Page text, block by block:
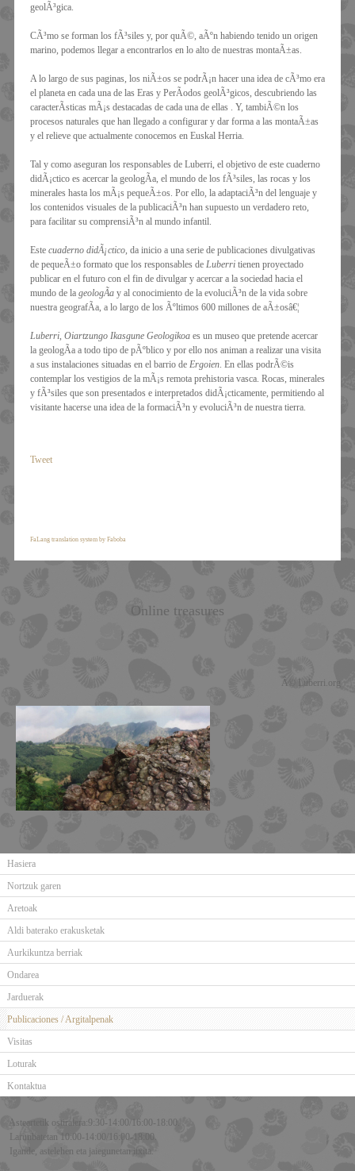
geolÃ³gica.
CÃ³mo se forman los fÃ³siles y, por quÃ©, aÃºn habiendo tenido un origen
marino, podemos llegar a encontrarlos en lo alto de nuestras montaÃ±as.
A lo largo de sus paginas, los niÃ±os se podrÃ¡n hacer una idea de cÃ³mo era
el planeta en cada una de las Eras y PerÃ­odos geolÃ³gicos, descubriendo las
caracterÃ­sticas mÃ¡s destacadas de cada una de ellas . Y, tambiÃ©n los
procesos naturales que han llegado a configurar y dar forma a las montaÃ±as
y el relieve que actualmente conocemos en Euskal Herria.
Tal y como aseguran los responsables de Luberri, el objetivo de este cuaderno
didÃ¡ctico es acercar la geologÃ­a, el mundo de los fÃ³siles, las rocas y los
minerales hasta los mÃ¡s pequeÃ±os. Por ello, la adaptaciÃ³n del lenguaje y
los contenidos visuales de la publicaciÃ³n han supuesto un verdadero reto,
para facilitar su comprensiÃ³n al mundo infantil.
Este cuaderno didÃ¡ctico, da inicio a una serie de publicaciones divulgativas
de pequeÃ±o formato que los responsables de Luberritienen proyectado
publicar en el futuro con el fin de divulgar y acercar a la sociedad hacia el
mundo de la geologÃ­ay al conocimiento de la evoluciÃ³n de la vida sobre
nuestra geografÃ­a, a lo largo de los Ãºltimos 600 millones de aÃ±osâ€¦
Luberri, Oiartzungo Ikasgune Geologikoaes un museo que pretende acercar
la geologÃ­a a todo tipo de pÃºblico y por ello nos animan a realizar una visita
a sus instalaciones situadas en el barrio de Ergoien. En ellas podrÃ©is
contemplar los vestigios de la mÃ¡s remota prehistoria vasca. Rocas, minerales
y fÃ³siles que son presentados e interpretados didÃ¡cticamente, permitiendo al
visitante hacerse una idea de la formaciÃ³n y evoluciÃ³n de nuestra tierra.
Tweet
FaLang translation system by Faboba
Online treasures
Â© Luberri.org
Hasiera
Nortzuk garen
Aretoak
Aldi baterako erakusketak
Aurkikuntza berriak
Ondarea
Jarduerak
Publicaciones / Argitalpenak
Visitas
Loturak
Kontaktua
Asteartetik ostiralera:9:30-14:00/16:00-18:00.
Larunbatetan 10:00-14:00/16:00-18:00.
Igande, astelehen eta jaiegunetan itxita.